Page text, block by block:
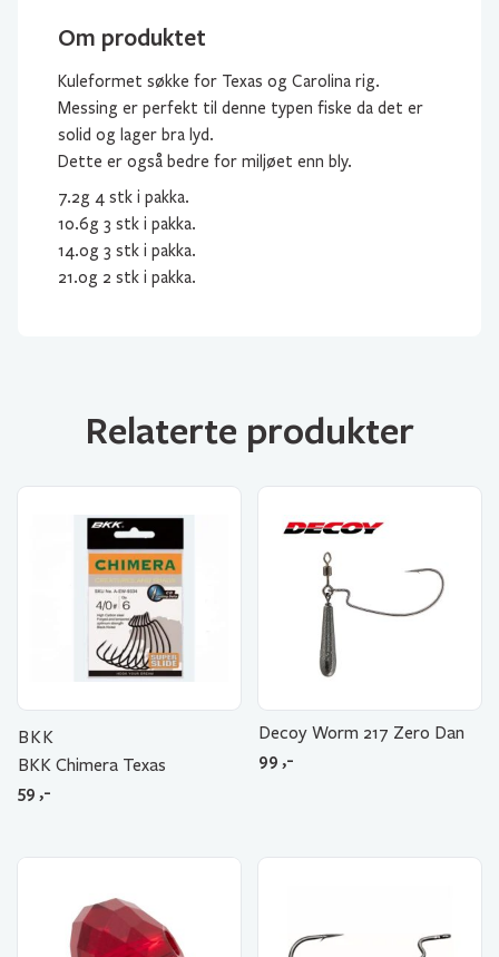
Om produktet
Kuleformet søkke for Texas og Carolina rig.
Messing er perfekt til denne typen fiske da det er
solid og lager bra lyd.
Dette er også bedre for miljøet enn bly.
7.2g 4 stk i pakka.
10.6g 3 stk i pakka.
14.0g 3 stk i pakka.
21.0g 2 stk i pakka.
Relaterte produkter
BKK
BKK Chimera Texas
59 ,-
Decoy Worm 217 Zero Dan
99 ,-